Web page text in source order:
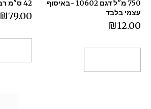
750 מ"ל דגם 10602 -באיסוף
עצמי בלבד
₪12.00
42 ס"מ רב-מג סיליקון
₪79.00